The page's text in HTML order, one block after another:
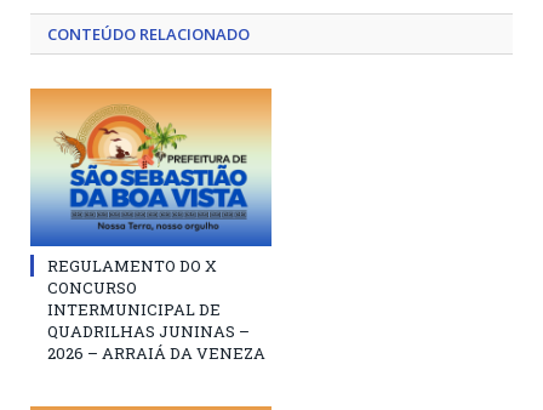
CONTEÚDO RELACIONADO
REGULAMENTO DO X
CONCURSO
INTERMUNICIPAL DE
QUADRILHAS JUNINAS –
2026 – ARRAIÁ DA VENEZA